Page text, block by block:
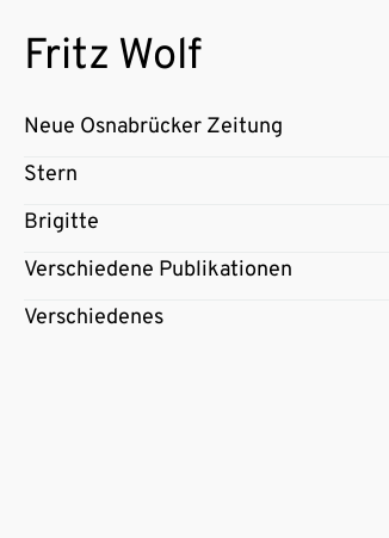
Fritz Wolf
Neue Osnabrücker Zeitung
Stern
Brigitte
Verschiedene Publikationen
Verschiedenes